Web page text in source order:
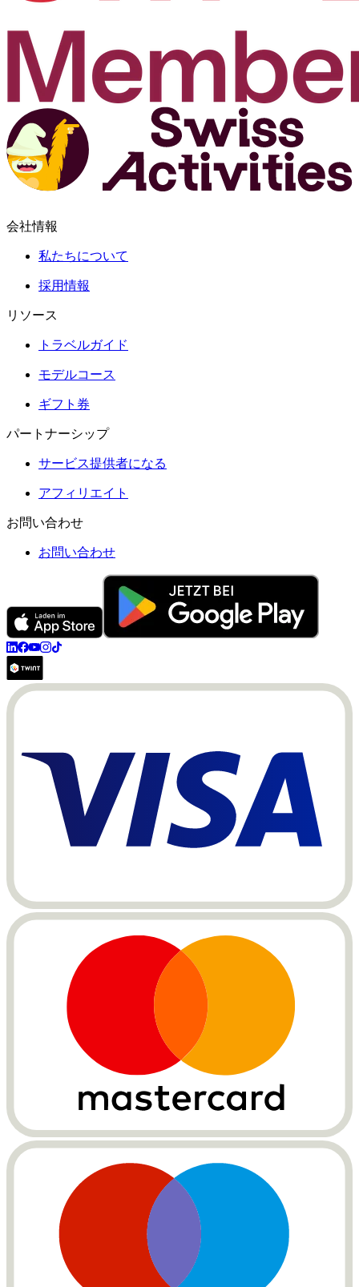
会社情報
私たちについて
採用情報
リソース
トラベルガイド
モデルコース
ギフト券
パートナーシップ
サービス提供者になる
アフィリエイト
お問い合わせ
お問い合わせ